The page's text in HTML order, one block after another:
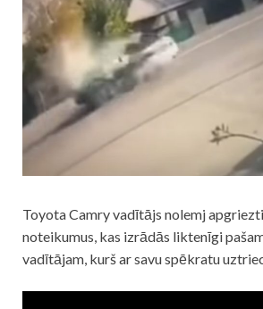
Toyota Camry vadītājs nolemj
noteikumus, kas izrādās liktenīgi
vadītājam, kurš ar savu spēkratu